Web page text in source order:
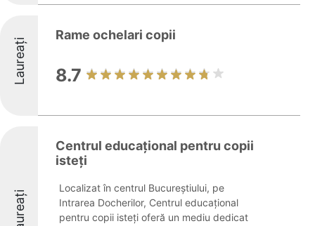
Laureați
Rame ochelari copii
8.7
Laureați
Centrul educațional pentru copii
isteți
Localizat în centrul Bucureștiului, pe
Intrarea Docherilor, Centrul educațional
pentru copii isteți oferă un mediu dedicat